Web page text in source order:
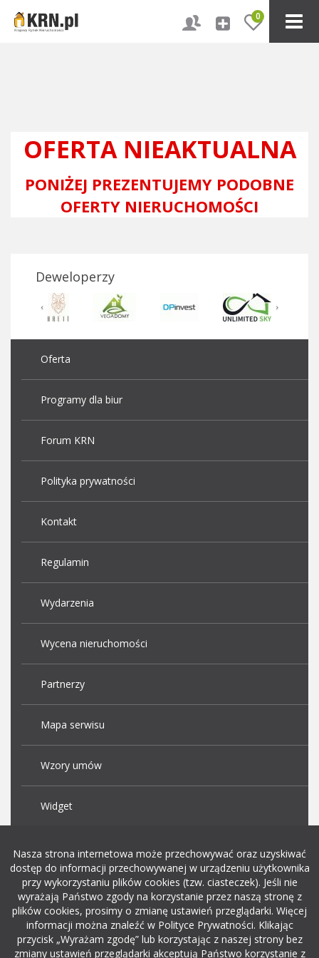
0
OFERTA NIEAKTUALNA
PONIŻEJ PREZENTUJEMY PODOBNE
OFERTY NIERUCHOMOŚCI
Deweloperzy
Oferta
Programy dla biur
Forum KRN
Polityka prywatności
Kontakt
Regulamin
Wydarzenia
Wycena nieruchomości
Partnerzy
Mapa serwisu
Wzory umów
Widget
Dodaj ogłoszenie o pracę
rekrutacja w it
Nasza strona internetowa może przechowywać oraz uzyskiwać
dostęp do informacji przechowywanej w urządzeniu użytkownika
przy wykorzystaniu plików cookies (tzw. ciasteczek). Jeśli nie
wyrażają Państwo zgody na korzystanie przez naszą stronę z
plików cookies, prosimy o zmianę ustawień przeglądarki. Więcej
informacji można znaleźć w Polityce Prywatności. Klikając
przycisk „Wyrażam zgodę” lub korzystając z naszej strony bez
zmiany ustawień przeglądarki akceptują Państwo korzystanie z